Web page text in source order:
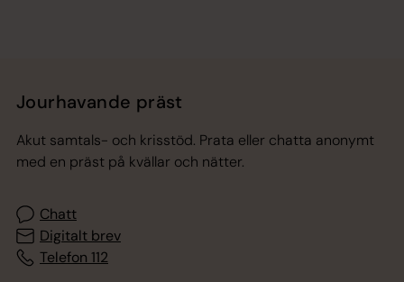
Jourhavande präst
Akut samtals- och krisstöd. Prata eller chatta anonymt
med en präst på kvällar och nätter.
Chatt
Digitalt brev
Telefon 112